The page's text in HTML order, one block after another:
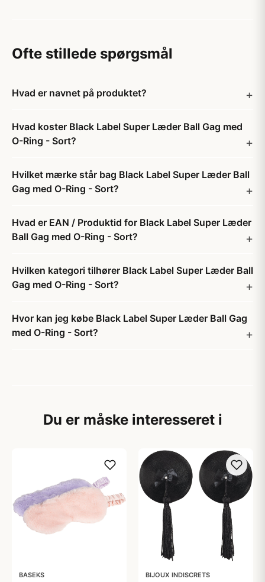
Ofte stillede spørgsmål
Hvad er navnet på produktet?
Hvad koster Black Label Super Læder Ball Gag med
O-Ring - Sort?
Hvilket mærke står bag Black Label Super Læder Ball
Gag med O-Ring - Sort?
Hvad er EAN / Produktid for Black Label Super Læder
Ball Gag med O-Ring - Sort?
Hvilken kategori tilhører Black Label Super Læder Ball
Gag med O-Ring - Sort?
Hvor kan jeg købe Black Label Super Læder Ball Gag
med O-Ring - Sort?
Du er måske interesseret i
BASEKS BIJOUX INDISCRETS